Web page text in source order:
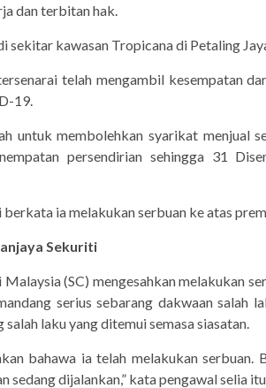
dan terbitan hak.
sekitar kawasan Tropicana di Petaling
telah mengambil kesempatan
19.
untuk membolehkan syarikat menjual
persendirian sehingga 31
berkata ia melakukan serbuan ke atas
Sekuriti
Malaysia (SC) mengesahkan melakukan
serius sebarang dakwaan salah
salah laku yang ditemui semasa siasatan.
bahawa ia telah melakukan
sedang dijalankan,” kata pengawal selia itu